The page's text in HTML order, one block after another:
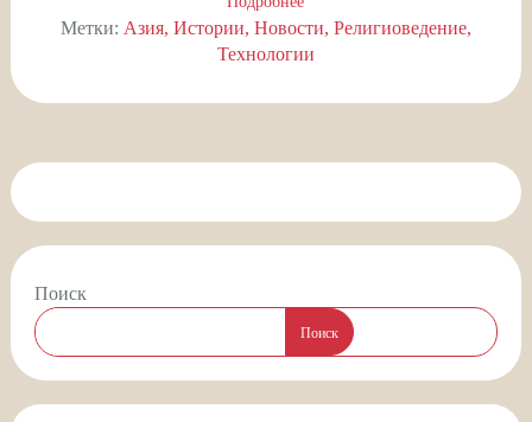
Метки: Азия Истории Новости Религиоведение
Технологии
Поиск
Поиск